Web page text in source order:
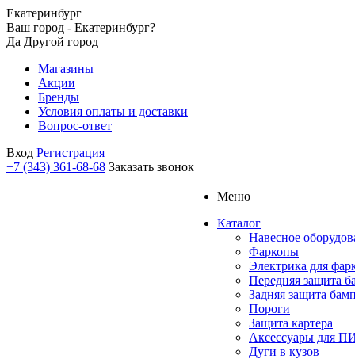
Екатеринбург
Ваш город - Екатеринбург?
Да Другой город
Магазины
Акции
Бренды
Условия оплаты и доставки
Вопрос-ответ
Вход Регистрация
+7 (343) 361-68-68 Заказать звонок
Меню
Каталог
Навесное
Фаркопы
Электрика для
Передняя защита
Задняя защита
Пороги
Защита картера
Аксессуары для
Дуги в кузов